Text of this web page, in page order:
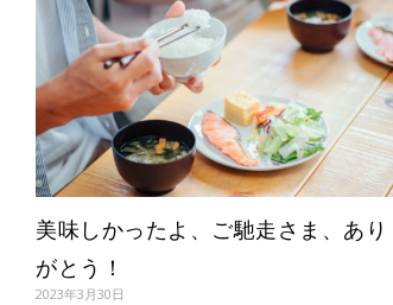
美味しかったよ、ご馳走さま、あり
がとう！
2023年3月30日